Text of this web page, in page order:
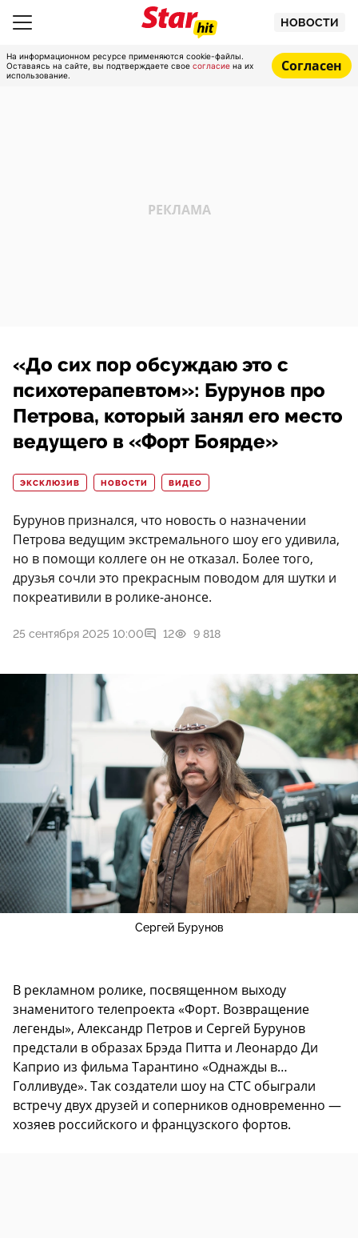
НОВОСТИ
На информационном ресурсе применяются cookie-файлы.
Оставаясь на сайте, вы подтверждаете свое согласие на их
использование.
Согласен
«До сих пор обсуждаю это с
психотерапевтом»: Бурунов про
Петрова, который занял его место
ведущего в «Форт Боярде»
ЭКСКЛЮЗИВ НОВОСТИ ВИДЕО
Бурунов признался, что новость о назначении
Петрова ведущим экстремального шоу его удивила,
но в помощи коллеге он не отказал. Более того,
друзья сочли это прекрасным поводом для шутки и
покреативили в ролике-анонсе.
25 сентября 2025 10:00 12 9 818
Сергей Бурунов
В рекламном ролике, посвященном выходу
знаменитого телепроекта «Форт. Возвращение
легенды», Александр Петров и Сергей Бурунов
предстали в образах Брэда Питта и Леонардо Ди
Каприо из фильма Тарантино «Однажды в…
Голливуде». Так создатели шоу на СТС обыграли
встречу двух друзей и соперников одновременно —
хозяев российского и французского фортов.